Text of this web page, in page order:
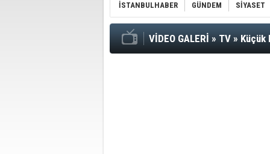
İSTANBULHABER GÜNDEM SİYASET
VİDEO GALERİ » TV » Küçük